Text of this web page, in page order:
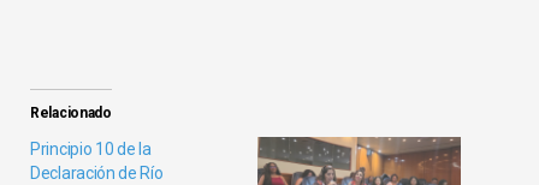
Relacionado
Principio 10 de la
Declaración de Río